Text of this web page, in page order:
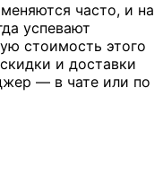
часто, и на
успевают
стоимость этого
и доставки
— в чате или по